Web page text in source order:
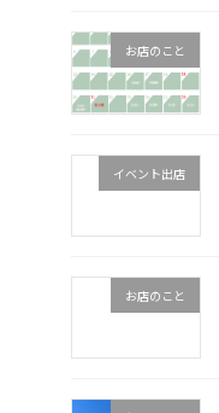
お店のこと
イベント出店
お店のこと